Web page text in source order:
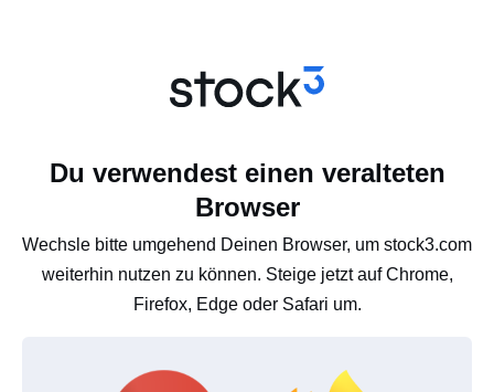
Du verwendest einen veralteten
Browser
Wechsle bitte umgehend Deinen Browser, um stock3.com
weiterhin nutzen zu können. Steige jetzt auf Chrome,
Firefox, Edge oder Safari um.